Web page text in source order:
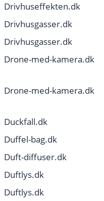
Drivhuseffekten.dk
Drivhusgasser.dk
Drivhusgasser.dk
Drone-med-kamera.dk
Drone-med-kamera.dk
Duckfall.dk
Duffel-bag.dk
Duft-diffuser.dk
Duftlys.dk
Duftlys.dk